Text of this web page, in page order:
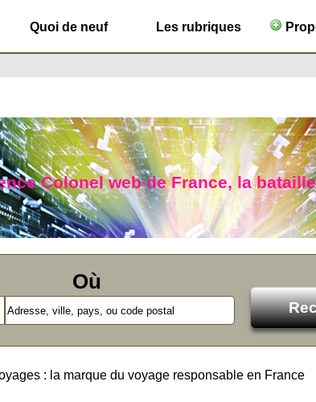
Quoi de neuf Les rubriques
Colonel web de France, la
Où
: la marque du voyage responsable en France